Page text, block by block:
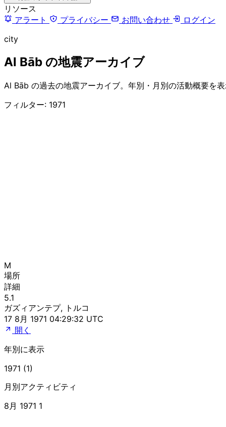
リソース
アラート
プライバシー お問い合わせ
ログイン
city
Al Bāb の地震アーカイブ
Al Bāb の過去の地震アーカイブ。年別・月別の活動概要を表
フィルター: 1971
M
場所
詳細
5.1
ガズィアンテプ, トルコ
17 8月 1971 04:29:32 UTC
開く
年別に表示
1971 (1)
月別アクティビティ
8月 1971 1